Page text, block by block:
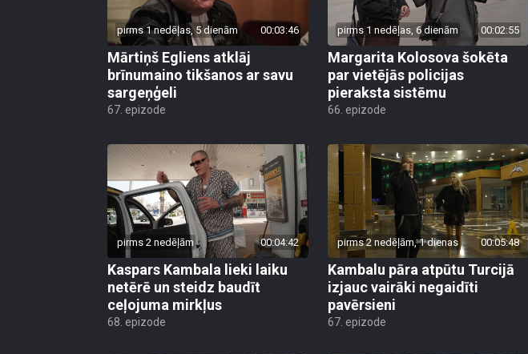
pirms 1 nedēļas, 5 dienām 00:03:46
Mārtiņš Egliens atklāj
brīnumaino tikšanos ar savu
sargeņģeli
67. epizode
pirms 1 nedēļas, 6 dienām 00:02:55
Margarita Kolosova šokēta
par vietējās policijas
pieraksta sistēmu
66. epizode
pirms 2 nedēļām 00:04:42
Kaspars Kambala lieki laiku
netērē un steidz baudīt
ceļojuma mirkļus
68. epizode
pirms 2 nedēļām, 1 dienas 00:05:48
Kambalu pāra atpūtu Turcijā
izjauc vairāki negaidīti
pavērsieni
67. epizode